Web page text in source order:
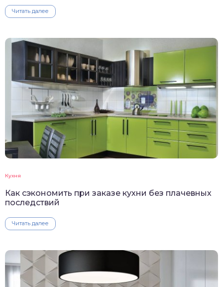
Читать далее
Кухня
Как сэкономить при заказе кухни без плачевных
последствий
Читать далее